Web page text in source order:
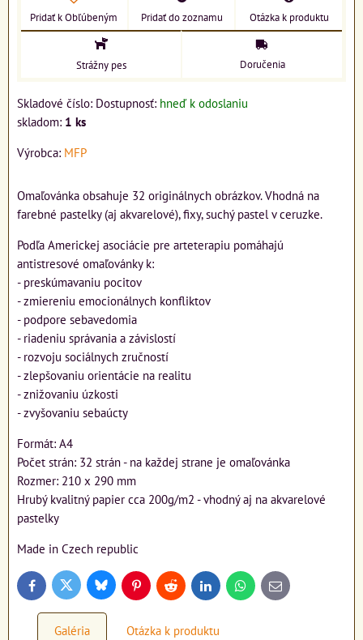
Pridať k Obľúbeným Pridať do zoznamu Otázka k produktu
Strážny pes Doručenia
Skladové číslo: Dostupnosť: hneď k odoslaniu
skladom: 1 ks
Výrobca: MFP
Omaľovánka obsahuje 32 originálnych obrázkov. Vhodná na
farebné pastelky (aj akvarelové), fixy, suchý pastel v ceruzke.
Podľa Americkej asociácie pre arteterapiu pomáhajú
antistresové omaľovánky k:
- preskúmavaniu pocitov
- zmiereniu emocionálnych konfliktov
- podpore sebavedomia
- riadeniu správania a závislostí
- rozvoju sociálnych zručností
- zlepšovaniu orientácie na realitu
- znižovaniu úzkosti
- zvyšovaniu sebaúcty
Formát: A4
Počet strán: 32 strán - na každej strane je omaľovánka
Rozmer: 210 x 290 mm
Hrubý kvalitný papier cca 200g/m2 - vhodný aj na akvarelové
pastelky
Made in Czech republic
FacebookTwitter BlueskyPinterestReddit LinkedInWhatsApp
E-
mail
Galéria Otázka k produktu